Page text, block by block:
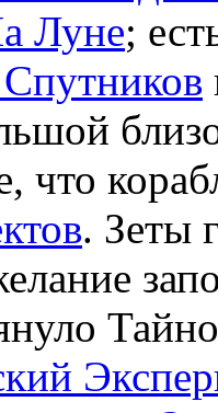
Луне;
что
. Зеты